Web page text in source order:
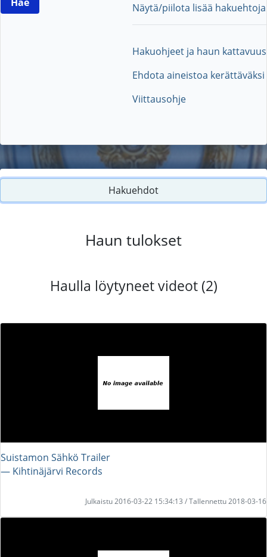
Näytä/piilota lisää hakuehtoja
Hakuohjeet ja haun kattavuus
Ehdota aineistoa kerättäväksi
Viittausohje
Hakuehdot
Haun tulokset
Haulla löytyneet videot (2)
Suistamon Sähkö Trailer
― Kihtinäjärvi Records
Julkaistu 2016-03-22 15:34:13 / Tallennettu 2018-03-16